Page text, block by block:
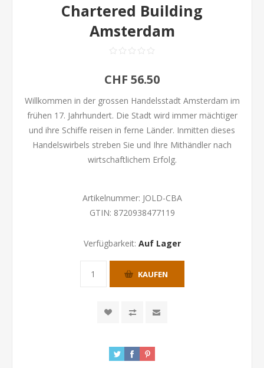
Chartered Building
Amsterdam
CHF 56.50
Willkommen in der grossen Handelsstadt Amsterdam im
frühen 17. Jahrhundert. Die Stadt wird immer mächtiger
und ihre Schiffe reisen in ferne Länder. Inmitten dieses
Handelswirbels streben Sie und Ihre Mithändler nach
wirtschaftlichem Erfolg.
Artikelnummer: JOLD-CBA
GTIN: 8720938477119
Verfügbarkeit: Auf Lager
KAUFEN